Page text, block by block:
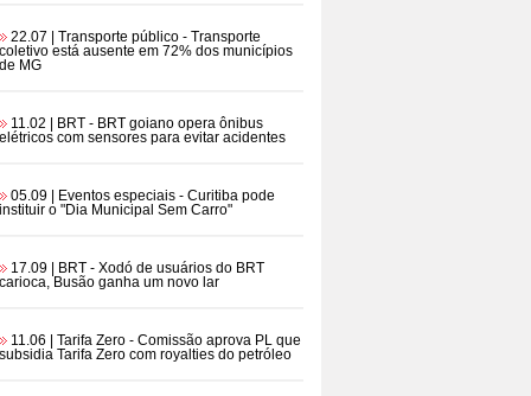
22.07 | Transporte público - Transporte
coletivo está ausente em 72% dos municípios
de MG
11.02 | BRT - BRT goiano opera ônibus
elétricos com sensores para evitar acidentes
05.09 | Eventos especiais - Curitiba pode
instituir o "Dia Municipal Sem Carro"
17.09 | BRT - Xodó de usuários do BRT
carioca, Busão ganha um novo lar
11.06 | Tarifa Zero - Comissão aprova PL que
subsidia Tarifa Zero com royalties do petróleo